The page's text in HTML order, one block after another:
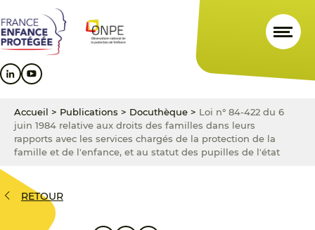
au
contenu
principal
au
menu
principal
au
pied
de
Accueil > Publications > Docuthèque > Loi n° 84-422 du 6
juin 1984 relative aux droits des familles dans leurs
rapports avec les services chargés de la protection de la
famille et de l'enfance, et au statut des pupilles de l'état
RETOUR